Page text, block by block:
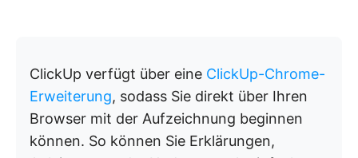
ClickUp verfügt über eine ClickUp-Chrome-
Erweiterung, sodass Sie direkt über Ihren
Browser mit der Aufzeichnung beginnen
können. So können Sie Erklärungen,